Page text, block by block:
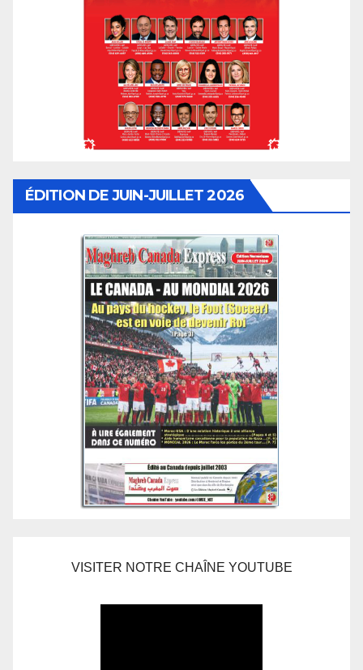
ÉDITION DE JUIN-JUILLET 2026
VISITER NOTRE CHAÎNE YOUTUBE